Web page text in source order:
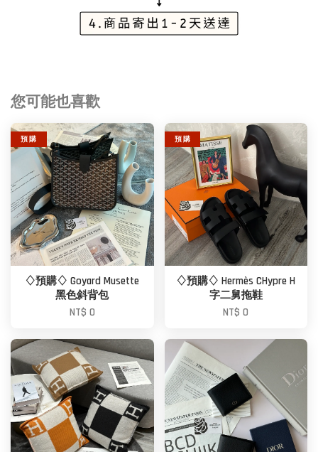
您可能也喜歡
預 購
♢預購♢ Goyard Musette
黑色斜背包
NT$ 0
預 購
♢預購♢ Hermès CHypre H
字二舅拖鞋
NT$ 0